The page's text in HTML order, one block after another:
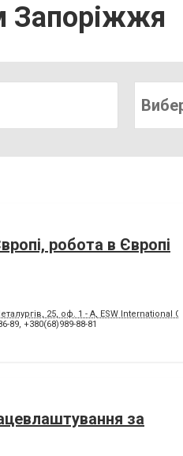
Запоріжжя
робота в Європі
25, оф. 1 - А, ESW International
89, +380(68)989-88-81
за